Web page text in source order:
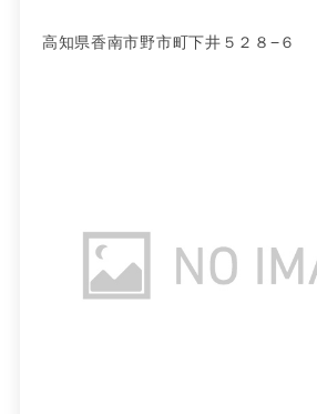
高知県香南市野市町下井５２８−６